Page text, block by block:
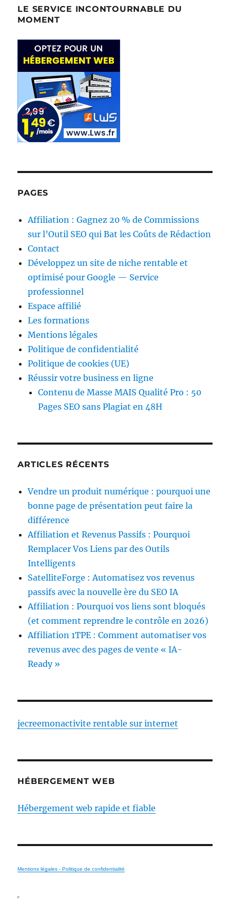
LE SERVICE INCONTOURNABLE DU
MOMENT
PAGES
Affiliation : Gagnez 20 % de Commissions
sur l’Outil SEO qui Bat les Coûts de Rédaction
Contact
Développez un site de niche rentable et
optimisé pour Google — Service
professionnel
Espace affilié
Les formations
Mentions légales
Politique de confidentialité
Politique de cookies (UE)
Réussir votre business en ligne
Contenu de Masse MAIS Qualité Pro : 50
Pages SEO sans Plagiat en 48H
ARTICLES RÉCENTS
Vendre un produit numérique : pourquoi une
bonne page de présentation peut faire la
différence
Affiliation et Revenus Passifs : Pourquoi
Remplacer Vos Liens par des Outils
Intelligents
SatelliteForge : Automatisez vos revenus
passifs avec la nouvelle ère du SEO IA
Affiliation : Pourquoi vos liens sont bloqués
(et comment reprendre le contrôle en 2026)
Affiliation 1TPE : Comment automatiser vos
revenus avec des pages de vente « IA-
Ready »
jecreemonactivite rentable sur internet
HÉBERGEMENT WEB
Hébergement web rapide et fiable
Mentions légales - Politique de confidentialité